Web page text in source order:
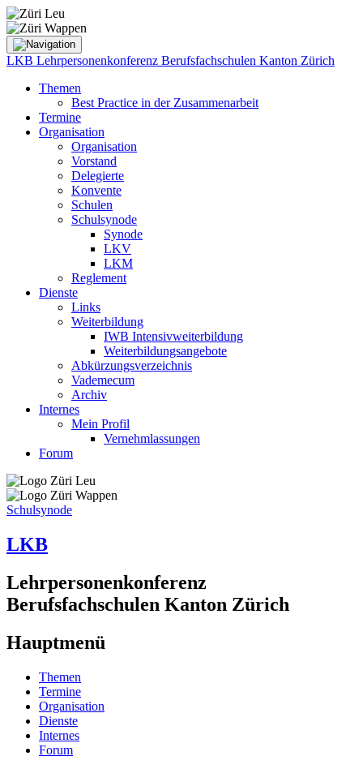
LKB Lehrpersonenkonferenz Berufsfachschulen Kanton Zürich
Themen
Best Practice in der Zusammenarbeit
Termine
Organisation
Organisation
Vorstand
Delegierte
Konvente
Schulen
Schulsynode
Synode
LKV
LKM
Reglement
Dienste
Links
Weiterbildung
IWB Intensivweiterbildung
Weiterbildungsangebote
Abkürzungsverzeichnis
Vademecum
Archiv
Internes
Mein Profil
Vernehmlassungen
Forum
Schulsynode
LKB
Lehrpersonenkonferenz
Berufsfachschulen Kanton Zürich
Hauptmenü
Themen
Termine
Organisation
Dienste
Internes
Forum